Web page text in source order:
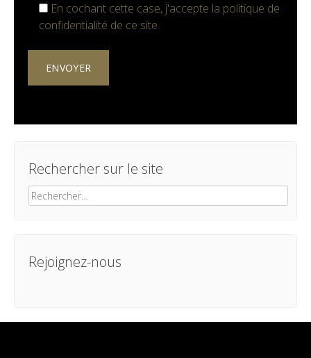
En cochant cette case, j'accepte la politique de
confidentialité de ce site
Rechercher sur le site
Rechercher :
Rejoignez-nous